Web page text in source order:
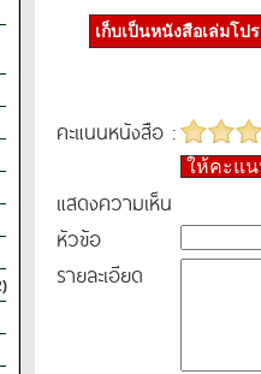
เก็บเป็นหนังสือเล่มโป
คะแนนหนังสือ :
ให้คะแ
แสดงความเห็น
หัวข้อ
รายละเอียด